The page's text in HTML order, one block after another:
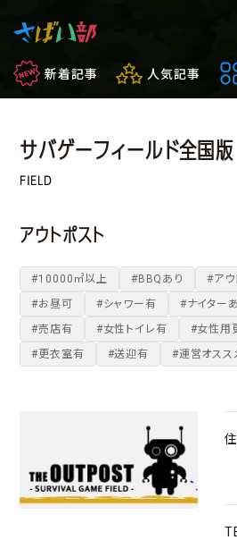
新着記事 人気記事
マンガ・アニメ
サバイバルゲーム
フィールドレビュー
サバゲーフィールド全国版
FIELD
アウトポスト
#10000㎡以上 #BBQあり #アウ
#お昼可
#シャワー有 #ナイター
#売店有
#女性トイレ有 #女性用
#更衣室有
#送迎有 #運営オスス